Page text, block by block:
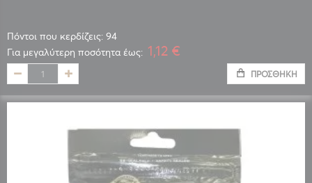
Πόντοι που κερδίζεις: 94
Για μεγαλύτερη ποσότητα έως: 1,12 €
ΠΡΟΣΘΉΚΗ